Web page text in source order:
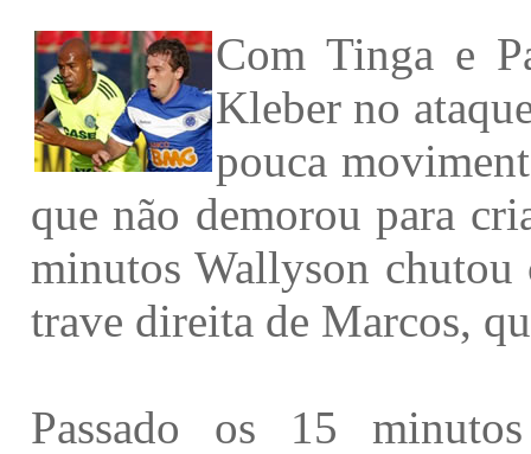
Com Tinga e
Kleber no
pouca
que não demorou para
minutos Wallyson
trave direita de Marcos,
Passado os 15